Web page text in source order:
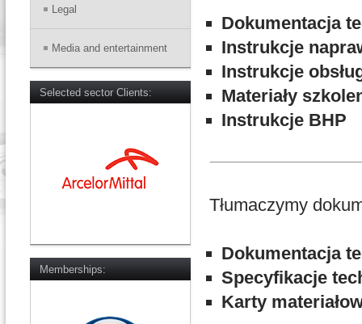
Dokumentacja
Instrukcje
Instrukcje
Materiały
Instrukcje BHP
Tłumaczymy
Dokumentacja
Specyfikacje
Karty
Legal
Media and entertainment
Selected sector Clients:
Memberships: